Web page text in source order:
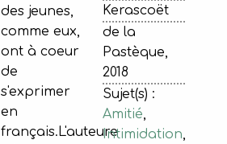
des jeunes,
comme eux,
ont à coeur
de
s'exprimer
en
français.L'auteure
Kerascoët
de la
Pastèque,
2018
Sujet(s) :
Amitié,
Intimidation,